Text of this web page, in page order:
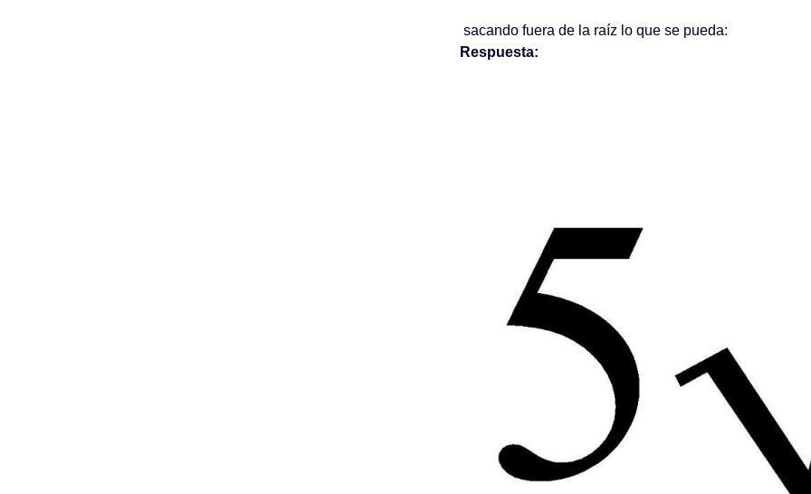
sacando fuera de la raíz lo que se pueda:
Respuesta: